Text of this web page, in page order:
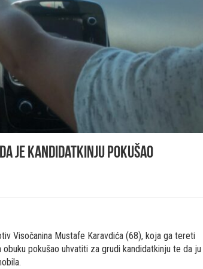
je kandidatkinju pokušao
Visočanina Mustafe Karavdića (68), koja ga tereti
pokušao uhvatiti za grudi kandidatkinju te da ju